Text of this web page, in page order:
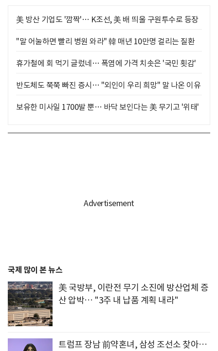
美 방산 기업도 '깜짝'… K조선, 美 배 띄울 구원투수로 등장
"말 어눌하면 빨리 병원 와라" 韓 매년 10만명 걸리는 질환
휴가철에 회 먹기 글렀네… 폭염에 가격 치솟은 '국민 횟감'
반도체도 쭉쭉 빠진 증시… "외인이 우리 희망" 말 나온 이유
보유한 미사일 1700발 뿐… 바닥 보인다는 美 무기고 '위태'
국제 많이 본 뉴스
美 국방부, 이란전 무기 소진에 방산업체 증
산 압박… "3주 내 납품 계획 내라"
트럼프 장남 前약혼녀, 삼성 조선소 찾아…